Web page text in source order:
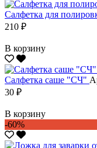
Салфетка для
210 ₽
В корзину
Салфетка саше "CЧ"
30 ₽
В корзину
-60%